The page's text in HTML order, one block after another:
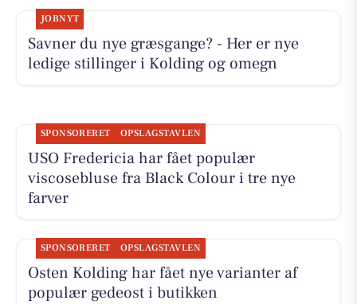
JOBNYT
Savner du nye græsgange? - Her er nye
ledige stillinger i Kolding og omegn
SPONSORERET OPSLAGSTAVLEN
USO Fredericia har fået populær
viscosebluse fra Black Colour i tre nye
farver
SPONSORERET OPSLAGSTAVLEN
Osten Kolding har fået nye varianter af
populær gedeost i butikken